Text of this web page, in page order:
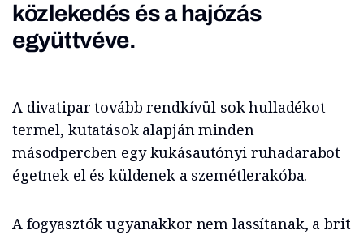
közlekedés és a hajózás
együttvéve.
A divatipar tovább rendkívül sok hulladékot
termel, kutatások alapján minden
másodpercben egy kukásautónyi ruhadarabot
égetnek el és küldenek a szemétlerakóba.
A fogyasztók ugyanakkor nem lassítanak, a brit